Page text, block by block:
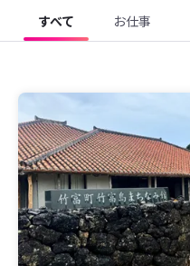
すべて お仕事